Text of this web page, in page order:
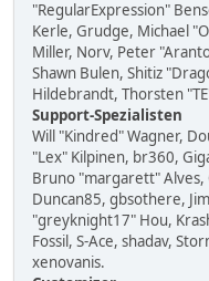
"RegularExpression"
Kerle, Grudge, Michael
Miller, Norv, Peter
Shawn Bulen, Shitiz
Hildebrandt, Thorsten
Support-Spezialisten
Will "Kindred" Wagner,
"Lex" Kilpinen, br360,
Bruno "margarett" Alves,
Duncan85, gbsothere,
"greyknight17" Hou,
Fossil, S-Ace, shadav,
xenovanis.